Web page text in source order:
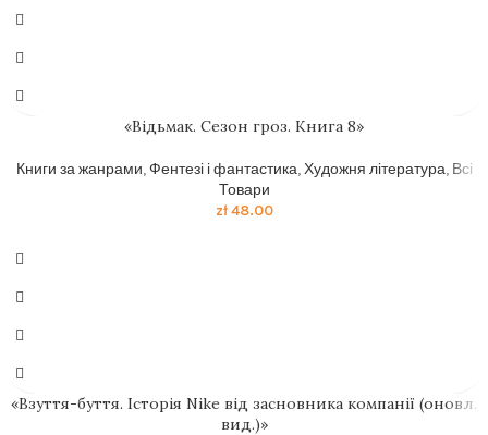
«Відьмак. Сезон гроз. Книга 8»
Книги за жанрами,Фентезі і фантастика,Художня література, Всі
Товари
zł48.00
«Взуття-буття. Історія Nike від засновника компанії (оновл.
вид.)»